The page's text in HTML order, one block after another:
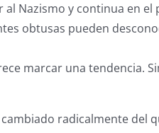
Nazismo y continua en el
obtusas pueden
marcar una tendencia.
radicalmente del